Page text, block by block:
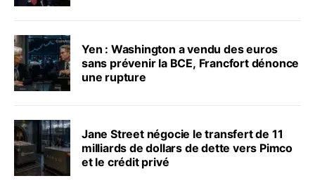
Yen : Washington a vendu des euros
sans prévenir la BCE, Francfort dénonce
une rupture
Jane Street négocie le transfert de 11
milliards de dollars de dette vers Pimco
et le crédit privé